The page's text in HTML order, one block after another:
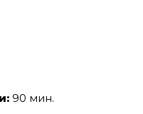
90 мин.